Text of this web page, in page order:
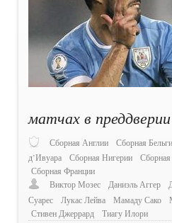
матчах в
Сборная Англии
Сборная
д’Ивуара
Сборная Нигерии
Сборная Франции
Виктор Мозес
Даниэль Аггер
Суарес
Лукас Лейва Мамаду Сако
Стивен Джеррард
Тиагу Илори